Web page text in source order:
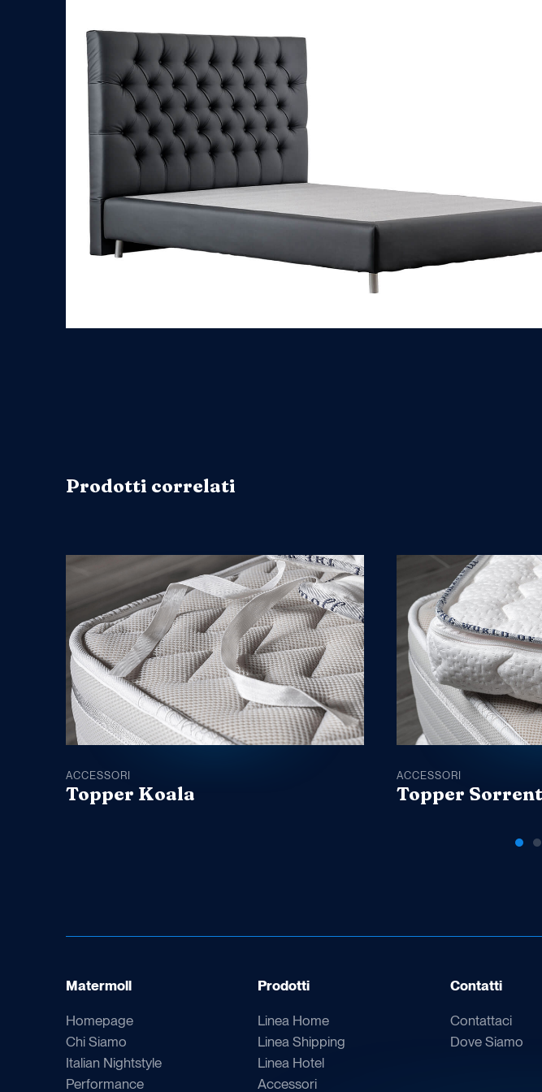
Prodotti correlati
ACCESSORI
Topper Koala
ACCESSORI
Topper
Matermoll
Homepage
Chi Siamo
Italian Nightstyle
Performance
Prodotti
Linea Home
Linea Shipping
Linea Hotel
Accessori
Contatti
Contattaci
Dove Siamo